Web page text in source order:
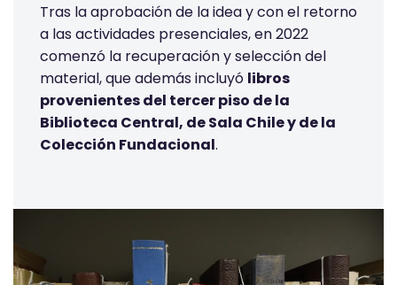
Tras la aprobación de la idea y con el retorno
a las actividades presenciales, en 2022
comenzó la recuperación y selección del
material, que además incluyó libros
provenientes del tercer piso de la
Biblioteca Central, de Sala Chile y de la
Colección Fundacional.